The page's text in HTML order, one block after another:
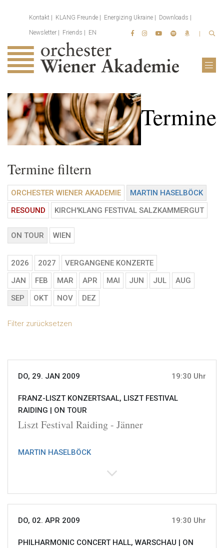
Kontakt KLANG Freunde Energizing Ukraine Downloads
Newsletter Friends EN
Termine
Termine filtern
ORCHESTER WIENER AKADEMIE
MARTIN HASELBÖCK
RESOUND
KIRCH'KLANG FESTIVAL SALZKAMMERGUT
ON TOUR WIEN
2026 2027
VERGANGENE KONZERTE
JAN
FEB MAR APR MAI JUN JUL
AUG
SEP
OKT NOV DEZ
Filter zurücksetzen
DO, 29. JAN 2009 19:30 Uhr
FRANZ-LISZT KONZERTSAAL, LISZT FESTIVAL
RAIDING | ON TOUR
Liszt Festival Raiding - Jänner
MARTIN HASELBÖCK
DO, 02. APR 2009 19:30 Uhr
PHILHARMONIC CONCERT HALL, WARSCHAU | ON